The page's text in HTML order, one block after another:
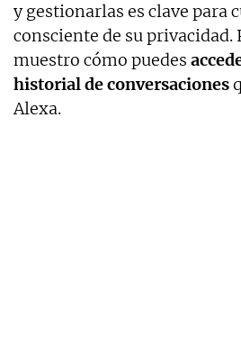
y gestionarlas es clave para
consciente de su privacidad.
muestro cómo puedes
historial de conversaciones
Alexa.